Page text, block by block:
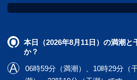
本日（2026年8月11日）の満潮と
か？
06時59分（満潮）、10時29分（